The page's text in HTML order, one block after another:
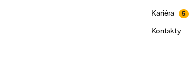
Kariéra 5
Kontakty